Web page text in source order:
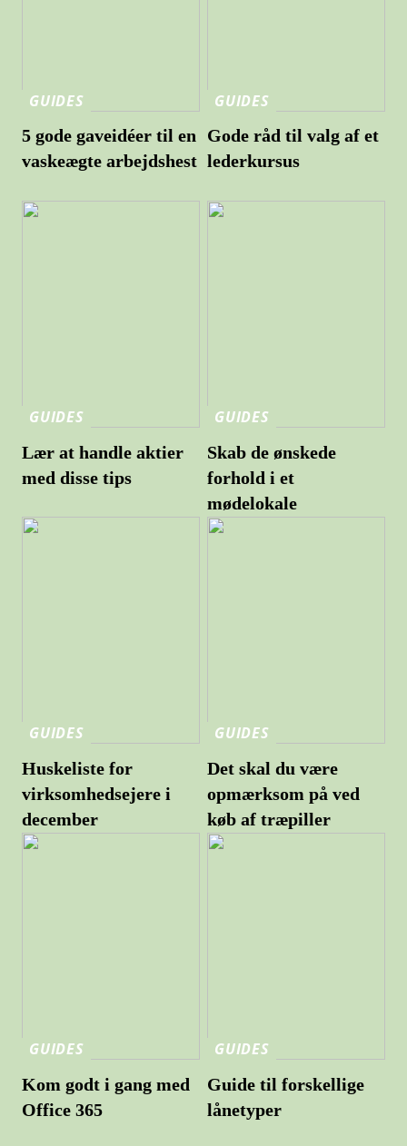
GUIDES
5 gode gaveidéer til en
vaskeægte arbejdshest
GUIDES
Gode råd til valg af et
lederkursus
GUIDES
Lær at handle aktier
med disse tips
GUIDES
Skab de ønskede
forhold i et
mødelokale
GUIDES
Huskeliste for
virksomhedsejere i
december
GUIDES
Det skal du være
opmærksom på ved
køb af træpiller
GUIDES
Kom godt i gang med
Office 365
GUIDES
Guide til forskellige
lånetyper